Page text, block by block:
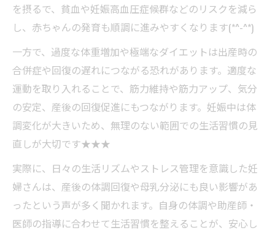
を摂るで、貧血や妊娠高血圧症候群などのリスクを減ら
し、赤ちゃんの発育も順調に進みやすくなります(*^-^*)
一方で、過度な体重増加や極端なダイエットは出産時の
合併症や回復の遅れにつながる恐れがあります。適度な
運動を取り入れることで、筋力維持や筋力アップ、気分
の安定、産後の回復促進にもつながります。妊娠中は体
調変化が大きいため、無理のない範囲での生活習慣の見
直しが大切です★★★
実際に、日々の生活リズムやストレス管理を意識した妊
婦さんは、産後の体調回復や母乳分泌にも良い影響があ
ったという声が多く聞かれます。自身の体調や助産師・
医師の指導に合わせて生活習慣を整えることが、安心し